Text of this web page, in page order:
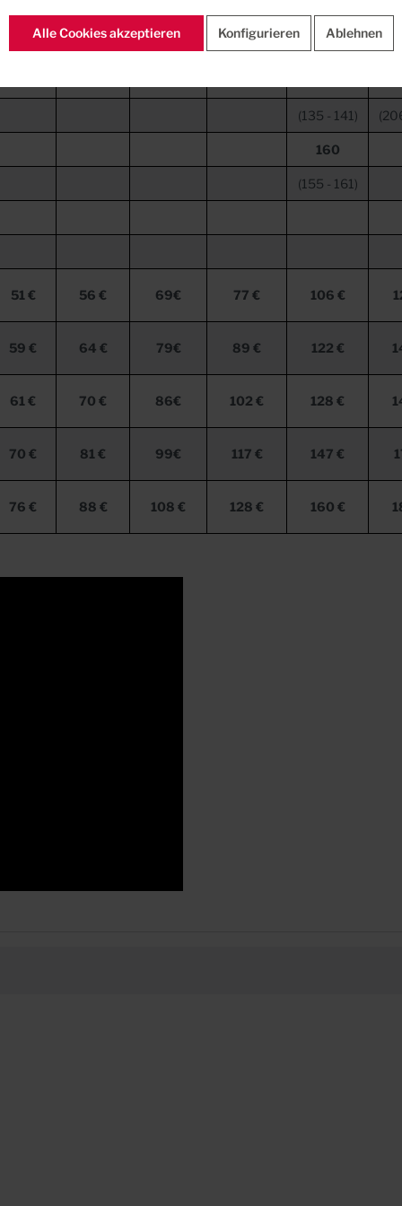
63 110 135
(105-111) (130-136)
(135 - 141)
160
(155 - 161)
51 € 56 € 69€ 77 € 106 €
59 € 64 € 79€ 89 € 122 €
61 € 70 € 86€ 102 € 128 €
70 € 81 € 99€ 117 € 147 €
76 € 88 € 108 € 128 € 160 €
Alle Cookies akzeptieren Konfigurieren Ablehnen